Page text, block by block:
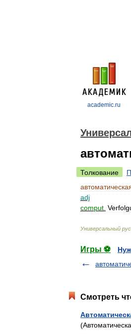
academic.ru
Толкование
adj
comput
Универсальный
Игры ⚽
Смотреть